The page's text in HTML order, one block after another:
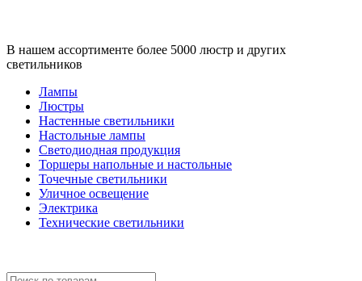
В нашем ассортименте более 5000 люстр и других
светильников
Лампы
Люстры
Настенные светильники
Настольные лампы
Светодиодная продукция
Торшеры напольные и настольные
Точечные светильники
Уличное освещение
Электрика
Технические светильники